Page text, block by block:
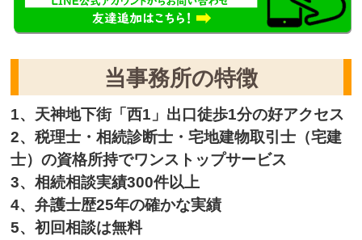
当事務所の特徴
1、天神地下街「西1」出口徒歩1分の好アクセス
2、税理士・相続診断士・宅地建物取引士（宅建
士）の資格所持でワンストップサービス
3、相続相談実績300件以上
4、弁護士歴25年の確かな実績
5、初回相談は無料